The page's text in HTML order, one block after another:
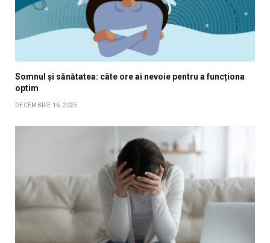
Somnul și sănătatea: câte ore ai nevoie pentru a funcționa
optim
DECEMBRIE 16, 2025